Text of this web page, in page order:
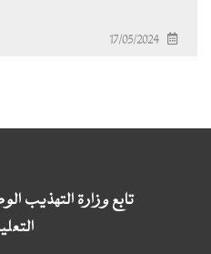
17/05/2024
تابع وزارة التهذيب